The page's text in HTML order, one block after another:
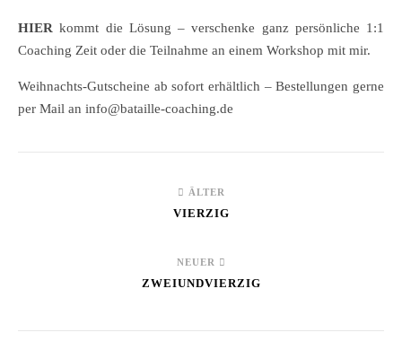
HIER kommt die Lösung – verschenke ganz persönliche 1:1
Coaching Zeit oder die Teilnahme an einem Workshop mit mir.
Weihnachts-Gutscheine ab sofort erhältlich – Bestellungen gerne
per Mail an info@bataille-coaching.de
ÄLTER
VIERZIG
NEUER
ZWEIUNDVIERZIG